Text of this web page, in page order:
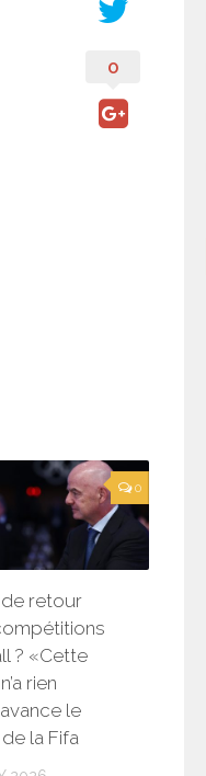
0
0
de retour
? «Cette
rien
le
la Fifa